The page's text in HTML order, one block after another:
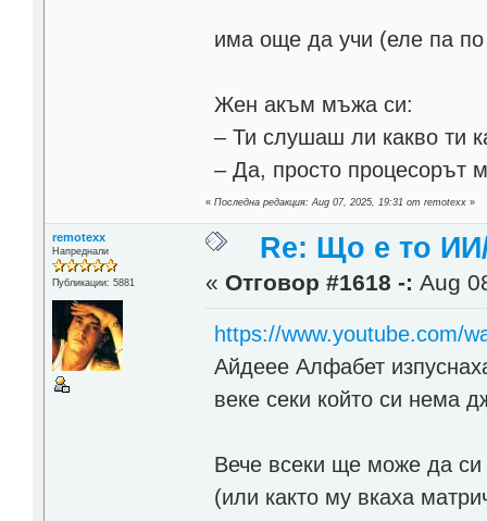
има още да учи (еле па
Жен акъм мъжа си:
– Ти слушаш ли какво ти
– Да, просто процесорът
«Последна редакция: Aug 07, 2025, 19:31 от remotexx »
remotexx
Напреднали
Публикации: 5881
Re: Що е то
« Отговор #1618 -: Aug
https://www.youtube.com/
Айдеее Aлфабет
веке секи който си нема
Вече всеки ще може да си
(или както му вкаха